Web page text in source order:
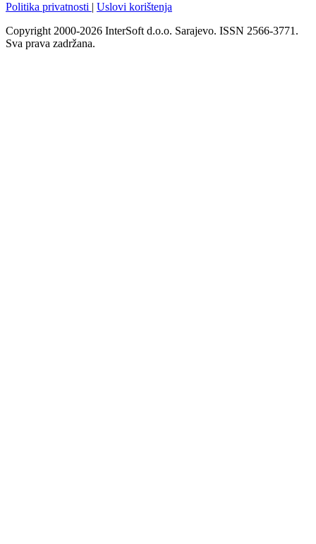
Politika privatnosti | Uslovi korištenja
Copyright 2000-2026 InterSoft d.o.o. Sarajevo. ISSN 2566-3771.
Sva prava zadržana.